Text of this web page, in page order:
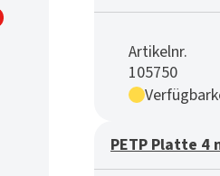
Artikelnr.
105750
PETP Platte 4